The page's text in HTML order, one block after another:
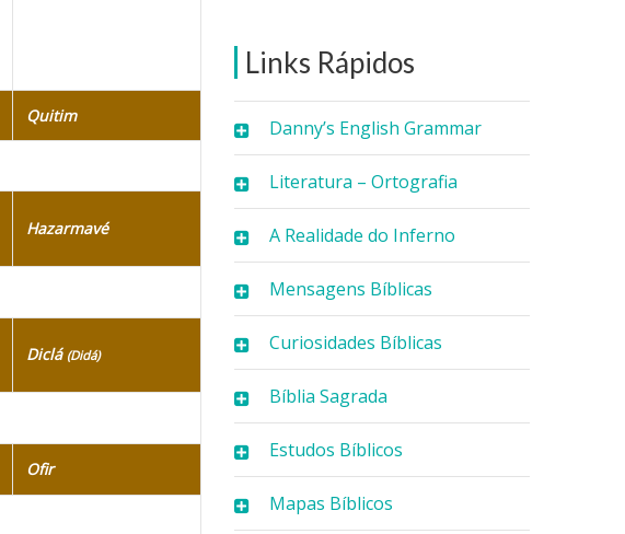
Links Rápidos
Danny’s English Grammar
Literatura – Ortografia
A Realidade do Inferno
Mensagens Bíblicas
Curiosidades Bíblicas
Bíblia Sagrada
Estudos Bíblicos
Mapas Bíblicos
Quitim
Hazarmavé
Diclá (Didá)
Ofir